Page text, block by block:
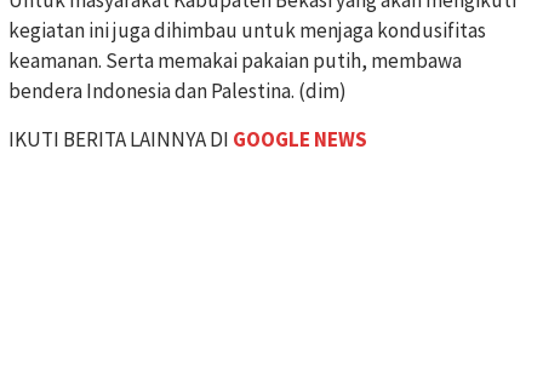
kegiatan ini juga dihimbau untuk menjaga kondusifitas
keamanan. Serta memakai pakaian putih, membawa
bendera Indonesia dan Palestina. (dim)
IKUTI BERITA LAINNYA DI GOOGLE NEWS